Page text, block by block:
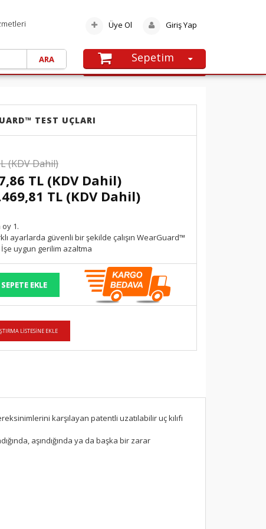
Üye Ol Giriş Yap
Sepetim
Alışveriş sepetinize henüz ürün
SEPETE GIT
TEST UÇLARI
(KDV Dahil)
TL (KDV Dahil)
TL (KDV Dahil)
1.
ayarlarda güvenli bir şekilde çalışın WearGuard™
uygun gerilim azaltma
karşılayan patentli uzatılabilir uç kılıfı
aşındığında ya da başka bir zarar